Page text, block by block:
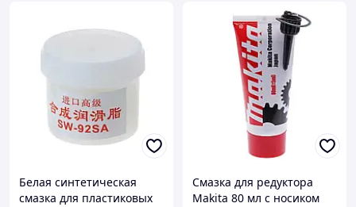
Белая синтетическая
смазка для пластиковых
Смазка для редуктора
Makita 80 мл с носиком